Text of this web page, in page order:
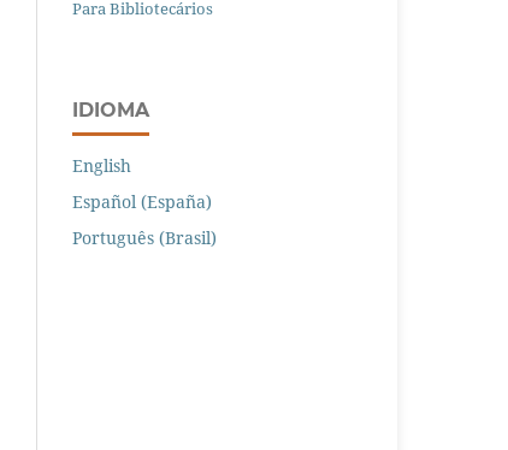
Para Bibliotecários
IDIOMA
English
Español (España)
Português (Brasil)